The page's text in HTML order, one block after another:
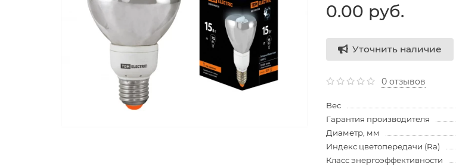
0.00 руб.
Уточнить наличие
0 отзывов
Вес
Гарантия производителя
Диаметр, мм
Индекс цветопередачи (Ra)
Класс энергоэффективности